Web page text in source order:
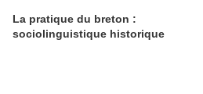
La pratique du breton :
sociolinguistique historique